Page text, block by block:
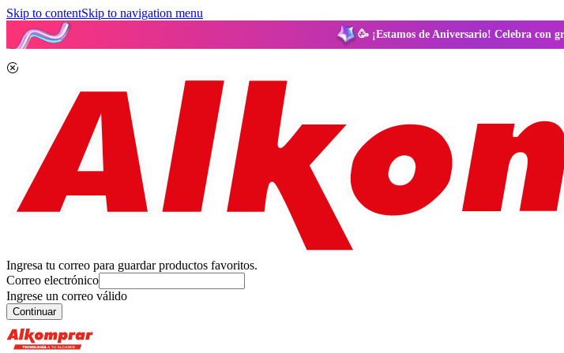
Skip to contentSkip to navigation menu
🥳 ¡Estamos de Aniversario! Celebra con
Ingresa tu correo para guardar productos favoritos.
Correo electrónico
Ingrese un correo válido
Continuar